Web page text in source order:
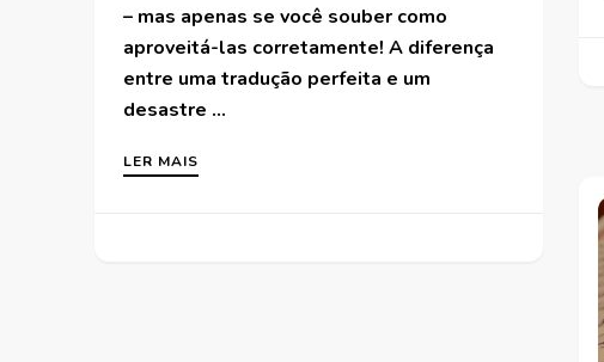
– mas apenas se você souber como
aproveitá-las corretamente! A diferença
entre uma tradução perfeita e um
desastre …
LER MAIS